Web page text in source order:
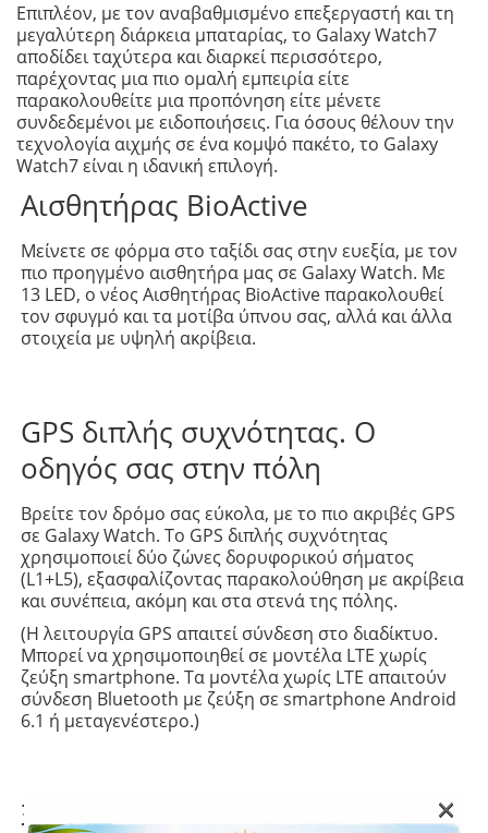
Επιπλέον, με τον αναβαθμισμένο επεξεργαστή και τη
μεγαλύτερη διάρκεια μπαταρίας, το Galaxy Watch7
αποδίδει ταχύτερα και διαρκεί περισσότερο,
παρέχοντας μια πιο ομαλή εμπειρία είτε
παρακολουθείτε μια προπόνηση είτε μένετε
συνδεδεμένοι με ειδοποιήσεις. Για όσους θέλουν την
τεχνολογία αιχμής σε ένα κομψό πακέτο, το Galaxy
Watch7 είναι η ιδανική επιλογή.
Αισθητήρας BioActive
Μείνετε σε φόρμα στο ταξίδι σας στην ευεξία, με τον
πιο προηγμένο αισθητήρα μας σε Galaxy Watch. Με
13 LED, ο νέος Αισθητήρας BioActive παρακολουθεί
τον σφυγμό και τα μοτίβα ύπνου σας, αλλά και άλλα
στοιχεία με υψηλή ακρίβεια.
GPS διπλής συχνότητας. Ο
οδηγός σας στην πόλη
Βρείτε τον δρόμο σας εύκολα, με το πιο ακριβές GPS
σε Galaxy Watch. Το GPS διπλής συχνότητας
χρησιμοποιεί δύο ζώνες δορυφορικού σήματος
(L1+L5), εξασφαλίζοντας παρακολούθηση με ακρίβεια
και συνέπεια, ακόμη και στα στενά της πόλης.
(Η λειτουργία GPS απαιτεί σύνδεση στο διαδίκτυο.
Μπορεί να χρησιμοποιηθεί σε μοντέλα LTE χωρίς
ζεύξη smartphone. Τα μοντέλα χωρίς LTE απαιτούν
σύνδεση Bluetooth με ζεύξη σε smartphone Αndroid
6.1 ή μεταγενέστερο.)
Ξεκινήστε δυναμικά τη μέρα σας
×